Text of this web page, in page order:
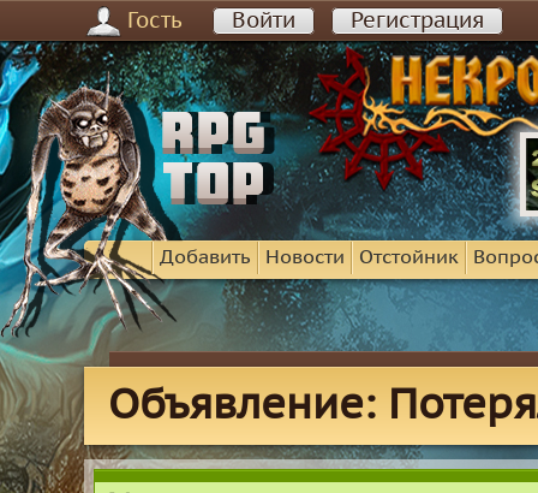
Гость Войти Регистрация
Добавить Новости Отстойник
Объявление: